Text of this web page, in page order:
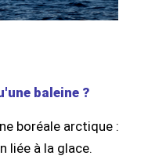
baleine ?
boréale arctique :
liée à la glace.